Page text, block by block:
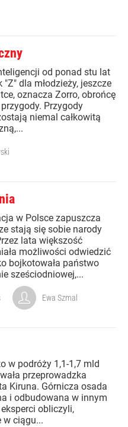
od ponad stu lat
dla młodzieży, jeszcze
oznacza Zorro, obrońcę
Przygody
niemal całkowitą
w Polsce zapuszcza
stają się sobie narody
lata większość
możliwości odwiedzić
bojkotowała państwo
sześciodniowej,...
Ewa Szmal
w podróży 1,1-1,7 mld
przeprowadzka
Kiruna. Górnicza osada
i odbudowana w innym
obliczyli,
w ciągu...